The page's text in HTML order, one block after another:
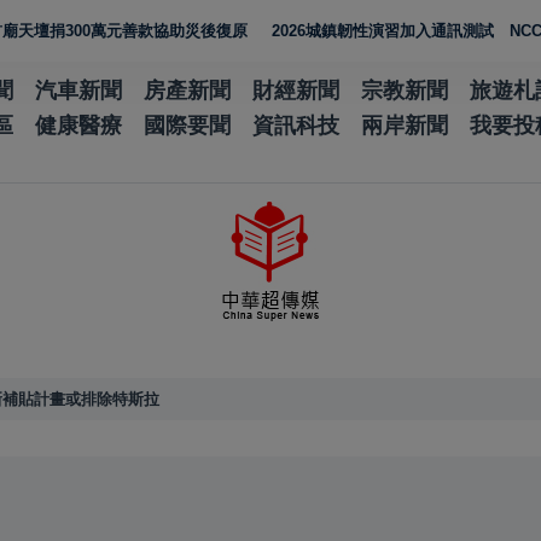
萬元善款協助災後復原 2026城鎮韌性演習加入通訊測試 NCC行動網路
汽車新聞 房產新聞 財經新聞 宗教新聞
旅遊札
健康醫療 國際要聞 資訊科技 兩岸新聞 我要投
貼計畫或排除特斯拉